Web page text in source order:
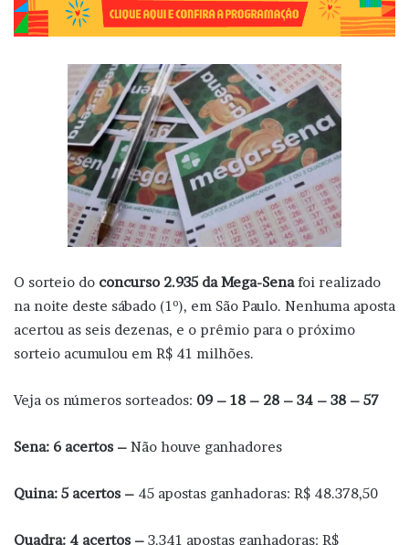
O sorteio do concurso 2.935 da Mega-Senafoi realizado
na noite deste sábado (1º), em São Paulo. Nenhuma aposta
acertou as seis dezenas, e o prêmio para o próximo
sorteio acumulou em R$ 41 milhões.
Veja os números sorteados: 09 – 18 – 28 – 34 – 38 – 57
Sena: 6 acertos – Não houve ganhadores
Quina: 5 acertos – 45 apostas ganhadoras: R$ 48.378,50
Quadra: 4 acertos – 3.341 apostas ganhadoras: R$